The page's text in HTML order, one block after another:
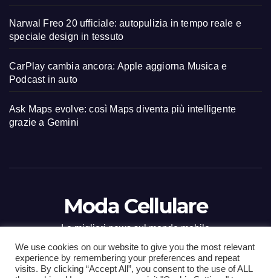
Narwal Freo 20 ufficiale: autopulizia in tempo reale e
speciale design in tessuto
CarPlay cambia ancora: Apple aggiorna Musica e
Podcast in auto
Ask Maps evolve: così Maps diventa più intelligente
grazie a Gemini
Moda Cellulare
Le migliori news sul mondo mobile
We use cookies on our website to give you the most relevant
experience by remembering your preferences and repeat
visits. By clicking “Accept All”, you consent to the use of ALL